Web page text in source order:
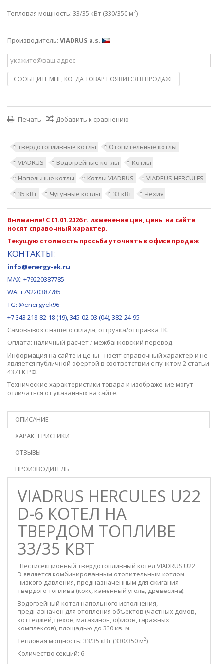
Тепловая мощность: 33/35 кВт (330/350 м2)
Производитель: VIADRUS a.s.
СООБЩИТЕ МНЕ, КОГДА ТОВАР ПОЯВИТСЯ В ПРОДАЖЕ
Печать Добавить к сравнению
твердотопливные котлы
Отопительные котлы
VIADRUS
Водогрейные котлы
Котлы
Напольные котлы
Котлы VIADRUS
VIADRUS HERCULES
35 кВт
Чугунные котлы 33 кВт Чехия
Внимание! С 01.01.2026 г. изменение цен, цены на сайте
носят справочный характер.
Текущую стоимость просьба уточнять в офисе продаж.
КОНТАКТЫ:
info@energy-ek.ru
MAX: +79220387785
WA: +79220387785
TG: @energyek96
+7 343 218-82-18 (19), 345-02-03 (04), 382-24-95
Самовывоз с нашего склада, отгрузка/отправка ТК.
Оплата: наличный расчет / межбанковский перевод.
Информация на сайте и цены - носят справочный характер и не
является публичной офертой в соответствии с пунктом 2 статьи
437 ГК РФ.
Технические характеристики товара и изображение могут
отличаться от указанных на сайте.
ОПИСАНИЕ
ХАРАКТЕРИСТИКИ
ОТЗЫВЫ
ПРОИЗВОДИТЕЛЬ
VIADRUS HERCULES U22
D-6 КОТЕЛ НА
ТВЕРДОМ ТОПЛИВЕ
33/35 КВТ
Шестисекционный твердотопливный котел VIADRUS U22
D является комбинированным отопительным котлом
низкого давления, предназначенным для сжигания
твердого топлива (кокс, каменный уголь, древесина).
Водогрейный котел напольного исполнения,
предназначен для отопления объектов (частных домов,
коттеджей, цехов, магазинов, офисов, гаражных
комплексов), площадью до 330 кв. м.
Тепловая мощность: 33/35 кВт (330/350 м2)
Количество секций: 6